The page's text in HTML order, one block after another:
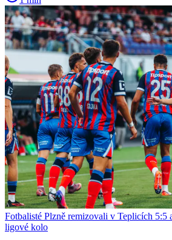
Fotbalisté Plzně remizovali v Teplicích 5:5
ligové kolo